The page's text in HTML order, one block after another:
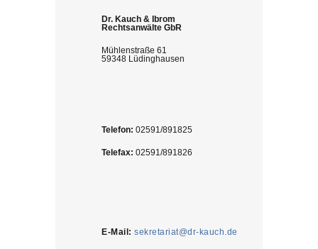
Dr. Kauch & Ibrom
Rechtsanwälte GbR
Mühlenstraße 61
59348 Lüdinghausen
Telefon: 02591/891825
Telefax: 02591/891826
E-Mail: sekretariat@dr-kauch.de